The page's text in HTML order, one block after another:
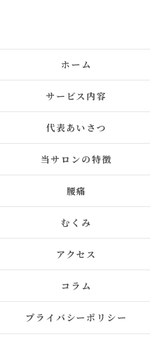
ホーム
サービス内容
代表あいさつ
当サロンの特徴
腰痛
むくみ
アクセス
コラム
プライバシーポリシー